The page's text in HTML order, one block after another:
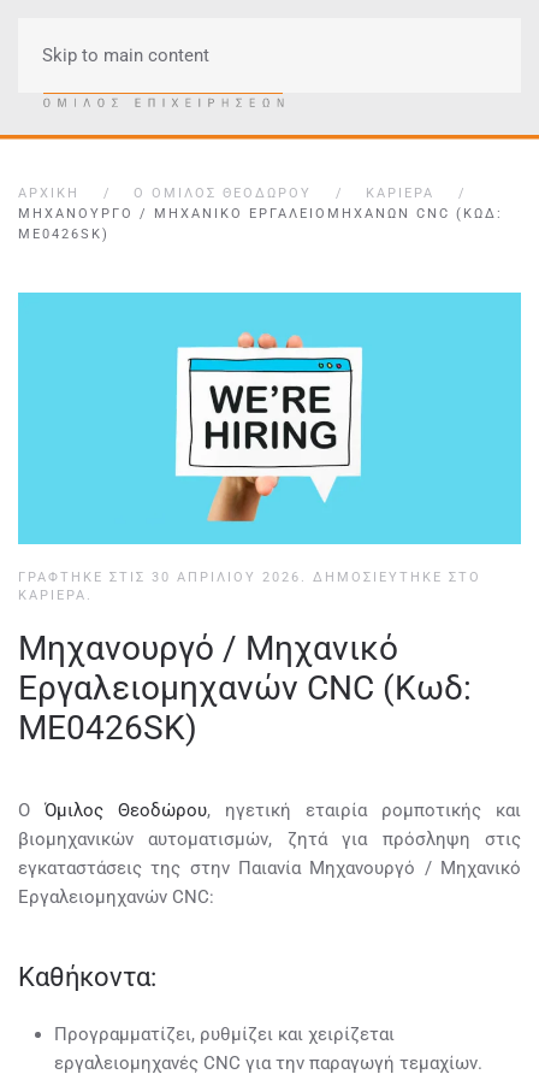
Skip to main content
ΑΡΧΙΚΉ Ο ΌΜΙΛΟΣ ΘΕΟΔΏΡΟΥ
ΚΑΡΙΈΡΑ
ΜΗΧΑΝΟΥΡΓΌ / ΜΗΧΑΝΙΚΌ ΕΡΓΑΛΕΙΟΜΗΧΑΝΏΝ CNC (ΚΩΔ:
ME0426SK)
ΓΡΆΦΤΗΚΕ ΣΤΙΣ 30 ΑΠΡΙΛΊΟΥ 2026 . ΔΗΜΟΣΙΕΎΤΗΚΕ ΣΤΟ
ΚΑΡΙΈΡΑ .
Μηχανουργό / Μηχανικό
Εργαλειομηχανών CNC (Κωδ:
ME0426SK)
Ο Όμιλος Θεοδώρου, ηγετική εταιρία ρομποτικής και
βιομηχανικών αυτοματισμών, ζητά για πρόσληψη στις
εγκαταστάσεις της στην Παιανία Μηχανουργό / Μηχανικό
Εργαλειομηχανών CNC:
Καθήκοντα:
Προγραμματίζει, ρυθμίζει και χειρίζεται
εργαλειομηχανές CNC για την παραγωγή τεμαχίων.